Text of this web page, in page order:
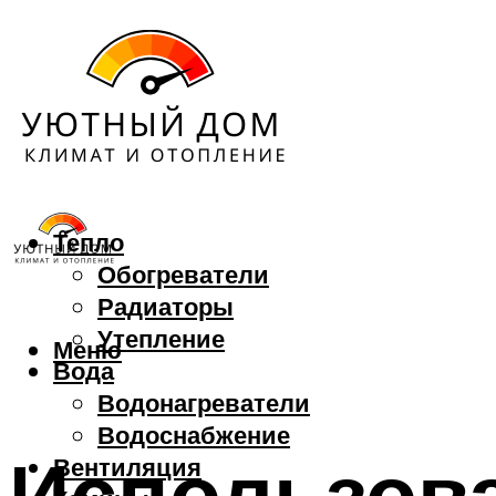
Тепло
Обогреватели
Радиаторы
Утепление
Вода
Водонагреватели
Водоснабжение
Вентиляция
Меню